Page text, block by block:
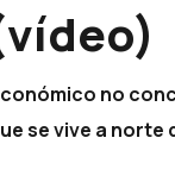
no
se vive a norte